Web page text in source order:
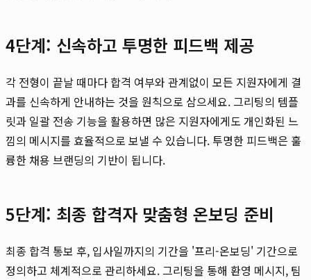
4단계: 신속하고 투명한 피드백 제공
각 전형이 끝날 때마다 합격 여부와 관계없이 모든 지원자에게 결
과를 신속하게 안내하는 것을 원칙으로 삼으세요. 그리팅의 템플
릿과 일괄 전송 기능을 활용하면 많은 지원자에게도 개인화된 느
낌의 메시지를 효율적으로 보낼 수 있습니다. 투명한 피드백은 훌
륭한 채용 브랜딩의 기반이 됩니다.
5단계: 최종 합격자 맞춤형 온보딩 준비
최종 합격 통보 후, 입사일까지의 기간을 '프리-온보딩' 기간으로
정의하고 체계적으로 관리하세요. 그리팅을 통해 환영 메시지, 팀